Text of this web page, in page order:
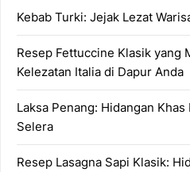
Kebab Turki: Jejak Lezat
Resep Fettuccine Klasik yang
Kelezatan Italia di Dapur Anda
Laksa Penang: Hidangan
Selera
Resep Lasagna Sapi Klasik: